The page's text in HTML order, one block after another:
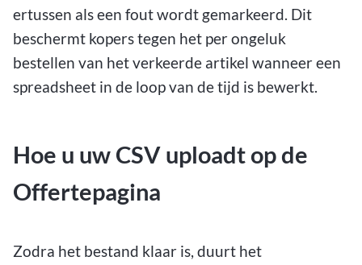
ertussen als een fout wordt gemarkeerd. Dit
beschermt kopers tegen het per ongeluk
bestellen van het verkeerde artikel wanneer een
spreadsheet in de loop van de tijd is bewerkt.
Hoe u uw CSV uploadt op de
Offertepagina
Zodra het bestand klaar is, duurt het